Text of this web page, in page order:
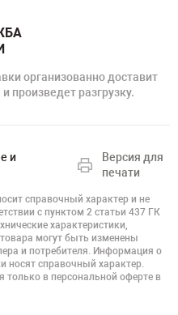
организованно доставит
произведет разгрузку.
и
Версия для
печати
справочный характер и не
с пунктом 2 статьи 437 ГК
характеристики,
могут быть изменены
и потребителя. Информация о
носят справочный характер.
в персональной оферте в